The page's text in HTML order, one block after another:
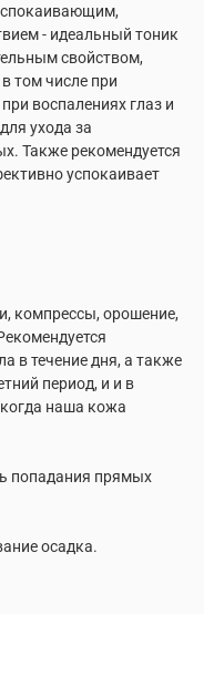
- идеальный тоник
свойством,
том числе при
воспалениях глаз и
ухода за
Также рекомендуется
успокаивает
компрессы, орошение,
в течение дня, а также
период, и и в
наша кожа
попадания прямых
осадка.